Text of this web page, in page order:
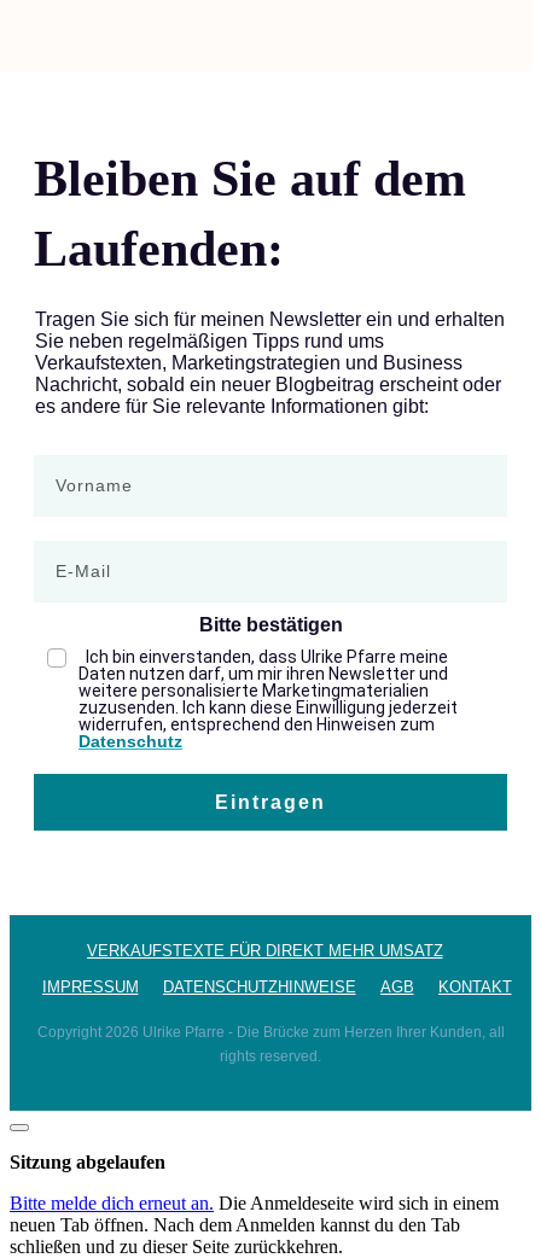
Bleiben Sie auf dem
Laufenden:
Tragen Sie sich für meinen Newsletter ein und erhalten
Sie neben regelmäßigen Tipps rund ums
Verkaufstexten, Marketingstrategien und Business
Nachricht, sobald ein neuer Blogbeitrag erscheint oder
es andere für Sie relevante Informationen gibt:
Bitte bestätigen
Ich bin einverstanden, dass Ulrike Pfarre meine
Daten nutzen darf, um mir ihren Newsletter und
weitere personalisierte Marketingmaterialien
zuzusenden. Ich kann diese Einwilligung jederzeit
widerrufen, entsprechend den Hinweisen zum
Datenschutz
Eintragen
VERKAUFSTEXTE FÜR DIREKT MEHR UMSATZ
IMPRESSUM
DATENSCHUTZHINWEISE AGB KONTAKT
Copyright 2026 Ulrike Pfarre - Die Brücke zum Herzen Ihrer Kunden , all
rights reserved.
Dialog
schließen
Sitzung abgelaufen
Bitte melde dich erneut an. Die Anmeldeseite wird sich in einem
neuen Tab öffnen. Nach dem Anmelden kannst du den Tab
schließen und zu dieser Seite zurückkehren.